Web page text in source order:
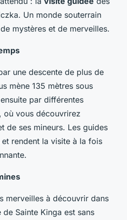
Un monde souterrain
mystères et de merveilles.
une descente de plus de
mène 135 mètres sous
par différentes
où vous découvrirez
de ses mineurs. Les guides
rendent la visite à la fois
merveilles à découvrir dans
Sainte Kinga est sans